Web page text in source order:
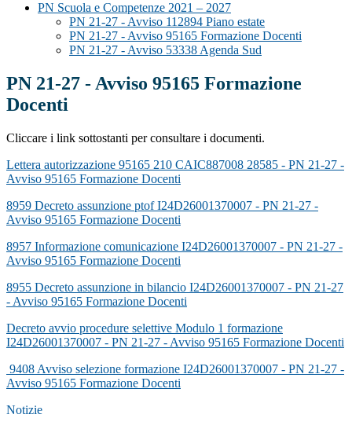
PN Scuola e Competenze 2021 – 2027
PN 21-27 - Avviso 112894 Piano estate
PN 21-27 - Avviso 95165 Formazione Docenti
PN 21-27 - Avviso 53338 Agenda Sud
PN 21-27 - Avviso 95165 Formazione
Docenti
Cliccare i link sottostanti per consultare i documenti.
Lettera autorizzazione 95165 210 CAIC887008 28585 - PN 21-27 -
Avviso 95165 Formazione Docenti
8959 Decreto assunzione ptof I24D26001370007 - PN 21-27 -
Avviso 95165 Formazione Docenti
8957 Informazione comunicazione I24D26001370007 - PN 21-27 -
Avviso 95165 Formazione Docenti
8955 Decreto assunzione in bilancio I24D26001370007 - PN 21-27
- Avviso 95165 Formazione Docenti
Decreto avvio procedure selettive Modulo 1 formazione
I24D26001370007 - PN 21-27 - Avviso 95165 Formazione Docenti
9408 Avviso selezione formazione I24D26001370007 - PN 21-27 -
Avviso 95165 Formazione Docenti
Notizie